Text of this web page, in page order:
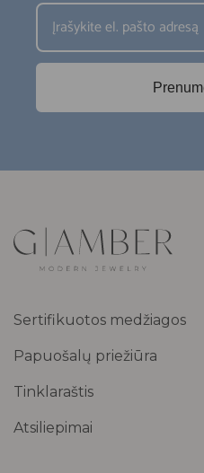
Sertifikuotos medžiagos
Papuošalų priežiūra
Tinklaraštis
Atsiliepimai